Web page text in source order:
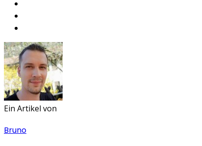
Ein Artikel von
Bruno